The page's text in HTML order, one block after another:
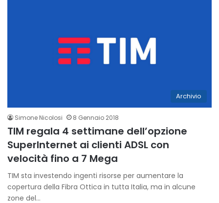
Archivio
Simone Nicolosi 8 Gennaio 2018
TIM regala 4 settimane dell’opzione
SuperInternet ai clienti ADSL con
velocità fino a 7 Mega
TIM sta investendo ingenti risorse per aumentare la
copertura della Fibra Ottica in tutta Italia, ma in alcune
zone del…